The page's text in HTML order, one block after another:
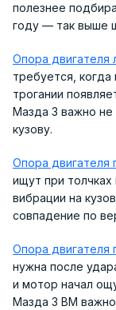
полезнее
году — так выше
Опора двигателя
требуется, когда
трогании
Мазда 3 важно не
кузову.
Опора двигателя
ищут при
вибрации на
совпадение по
Опора двигателя
нужна после
и мотор начал
Мазда 3 BM